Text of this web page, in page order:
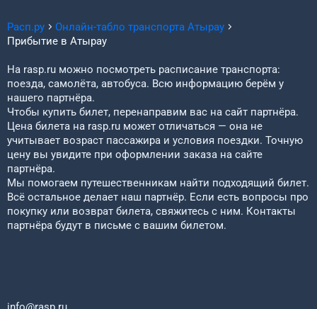
Расп.ру Онлайн-табло транспорта Атырау
Прибытие в Атырау
На rasp.ru можно посмотреть расписание транспорта:
поезда, самолёта, автобуса. Всю информацию берём у
нашего партнёра.
Чтобы купить билет, перенаправим вас на сайт партнёра.
Цена билета на rasp.ru может отличаться — она не
учитывает возраст пассажира и условия поездки. Точную
цену вы увидите при оформлении заказа на сайте
партнёра.
Мы помогаем путешественникам найти подходящий билет.
Всё остальное делает наш партнёр. Если есть вопросы про
покупку или возврат билета, свяжитесь с ним. Контакты
партнёра будут в письме с вашим билетом.